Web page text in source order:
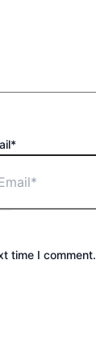
time I comment.